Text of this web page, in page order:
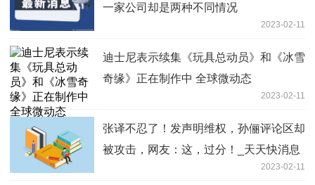
一家公司却是两种不同情况
2023-02-11
迪士尼表示续集《玩具总动员》和《冰雪
奇缘》正在制作中 全球微动态
2023-02-11
张译不忍了！发声明维权，孙俪评论区却
被攻击，网友：这，过分！_天天快消息
2023-02-11